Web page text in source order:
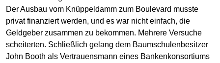
Der Ausbau vom Knüppeldamm zum Boulevard musste
privat finanziert werden, und es war nicht einfach, die
Geldgeber zusammen zu bekommen. Mehrere Versuche
scheiterten. Schließlich gelang dem Baumschulenbesitzer
John Booth als Vertrauensmann eines Bankenkonsortiums